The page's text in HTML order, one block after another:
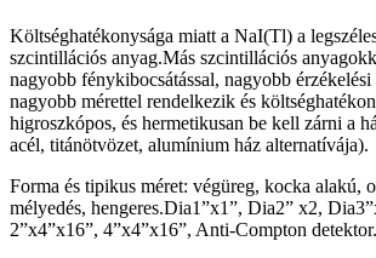
Költséghatékonysága miatt a NaI(Tl) a
szcintillációs anyag.Más szcintillációs
nagyobb fénykibocsátással, nagyobb
nagyobb mérettel rendelkezik és
higroszkópos, és hermetikusan be kell zárni a
acél, titánötvözet, alumínium ház alternatívája).
Forma és tipikus méret: végüreg, kocka alakú,
mélyedés, hengeres.Dia1”x1”, Dia2” x2,
2”x4”x16”, 4”x4”x16”, Anti-Compton detektor.